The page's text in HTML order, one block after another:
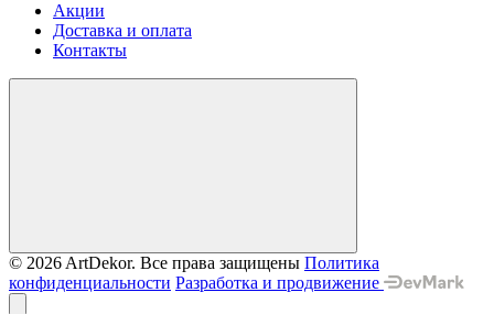
Акции
Доставка и оплата
Контакты
© 2026 ArtDekor. Все права защищены Политика
конфиденциальности Разработка и продвижение